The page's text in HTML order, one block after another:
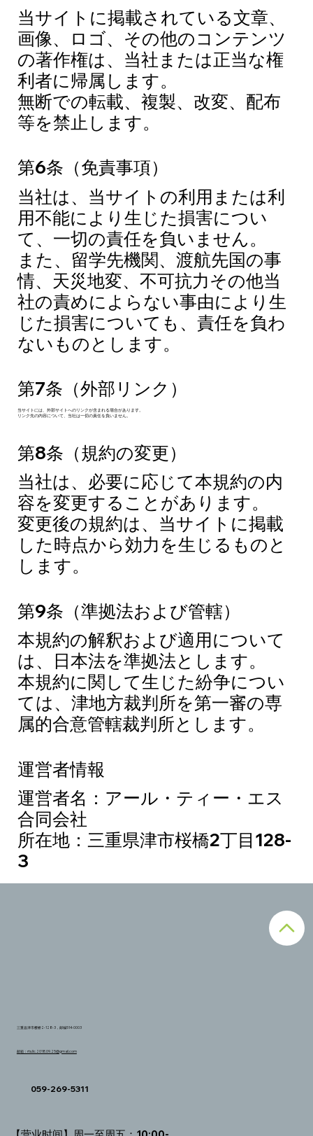
当サイトに掲載されている文章、
画像、ロゴ、その他のコンテンツ
の著作権は、当社または正当な権
利者に帰属します。
無断での転載、複製、改変、配布
等を禁止します。
第6条（免責事項）
当社は、当サイトの利用または利
用不能により生じた損害につい
て、一切の責任を負いません。
また、留学先機関、渡航先国の事
情、天災地変、不可抗力その他当
社の責めによらない事由により生
じた損害についても、責任を負わ
ないものとします。
第7条（外部リンク）
当サイトには、外部サイトへのリンクが含まれる場合があります。
リンク先の内容について、当社は一切の責任を負いません。
第8条（規約の変更）
当社は、必要に応じて本規約の内
容を変更することがあります。
変更後の規約は、当サイトに掲載
した時点から効力を生じるものと
します。
第9条（準拠法および管轄）
本規約の解釈および適用について
は、日本法を準拠法とします。
本規約に関して生じた紛争につい
ては、津地方裁判所を第一審の専
属的合意管轄裁判所とします。
運営者情報
運営者名：アール・ティー・エス
合同会社
所在地：三重県津市桜橋2丁目128-
3
059-269-5311
三重县津市樱桥2-128-3，邮编514-0003
邮箱：rts.llc.2018.09.25@gmail.com